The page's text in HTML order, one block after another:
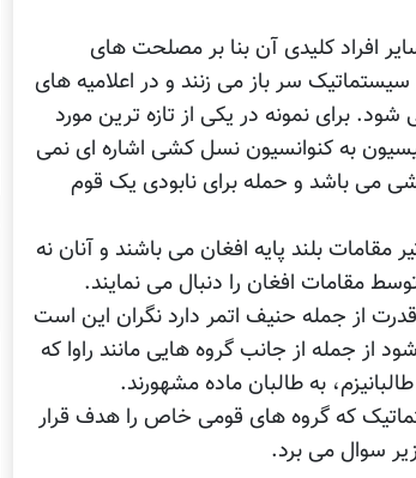
افراد کلیدی آن بنا بر مصلحت های
سر باز می زنند و در اعلامیه های
برای نمونه در یکی از تازه ترین مورد
به کنوانسیون نسل کشی اشاره ای نمی
می باشد و حمله برای نابودی یک قوم
بلند پایه افغان می باشند و آنان نه
مقامات افغان را دنبال می نمایند.
از جمله حنیف اتمر دارد نگران این است
از جمله از جانب گروه هایی مانند راوا که
به طالبان ماده مشهورند.
که گروه های قومی خاص را هدف قرار
سوال می برد.